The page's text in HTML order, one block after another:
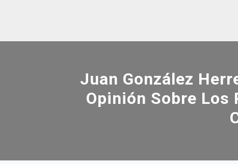
Juan González
Opinión Sobre